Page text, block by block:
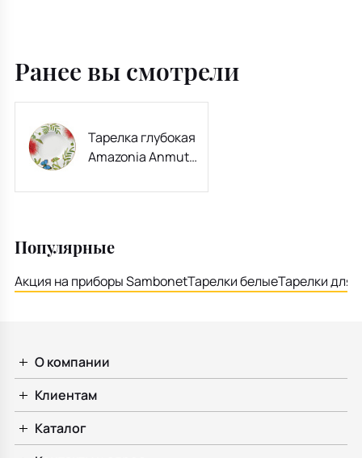
Ранее вы смотрели
Тарелка глубокая
Amazonia Anmut
Популярные
Акция на приборы SambonetТарелки белыеТарелки для
О компании
Клиентам
Каталог